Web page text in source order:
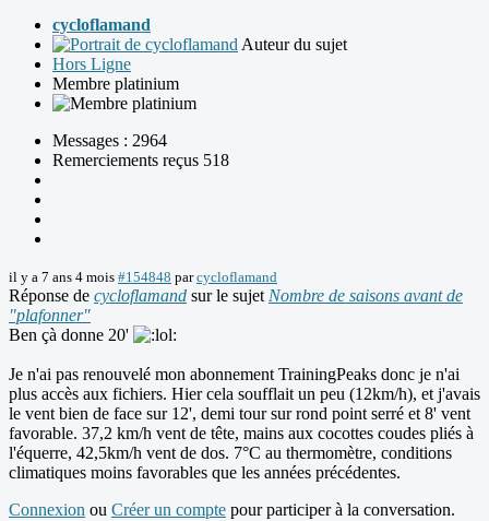
cycloflamand
Auteur du sujet
Hors Ligne
Membre platinium
Messages : 2964
Remerciements reçus 518
il y a 7 ans 4 mois #154848 parcycloflamand
Réponse de cycloflamand sur le sujet Nombre de saisons avant de
"plafonner"
Ben çà donne 20'
Je n'ai pas renouvelé mon abonnement TrainingPeaks donc je n'ai
plus accès aux fichiers. Hier cela soufflait un peu (12km/h), et j'avais
le vent bien de face sur 12', demi tour sur rond point serré et 8' vent
favorable. 37,2 km/h vent de tête, mains aux cocottes coudes pliés à
l'équerre, 42,5km/h vent de dos. 7°C au thermomètre, conditions
climatiques moins favorables que les années précédentes.
Connexion ou Créer un compte pour participer à la conversation.